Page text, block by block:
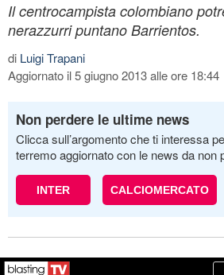
Il centrocampista colombiano
nerazzurri puntano Barrientos.
di Luigi Trapani
Aggiornato il 5 giugno 2013 alle ore 18:44
Non perdere le ultime news
Clicca sull’argomento che ti interessa
terremo aggiornato con le news da non
INTER CALCIOMERCATO